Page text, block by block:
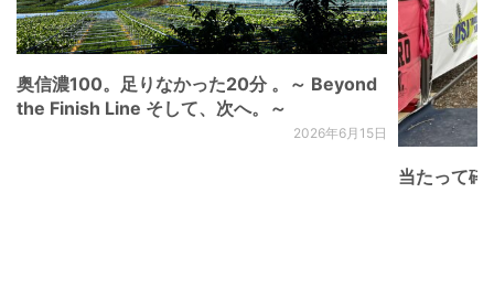
奥信濃100。足りなかった20分 。～ Beyond
the Finish Line そして、次へ。～
2026年6月15日
当たって砕